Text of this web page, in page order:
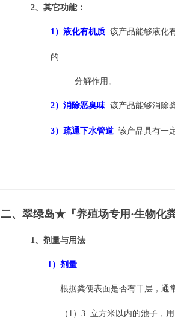
2、其它功能：
1）液化有机质 该产品能够液化
的
分解作用。
2）消除恶臭味空 该产品能够消除
3）疏通下水管道 该产品具有一
二、翠绿岛★『养殖场专用·生物化
1、剂量与用法
1）剂量
根据粪便表面是否有干层，通
（1）3 立方米以内的池子，用